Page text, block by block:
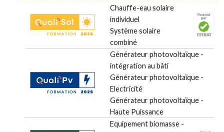
Chauffe-eau solaire
individuel
Système solaire
combiné
Générateur photovoltaïque -
intégration au bâti
Générateur photovoltaïque -
Electricité
Générateur photovoltaïque -
Haute Puissance
Equipement biomasse -